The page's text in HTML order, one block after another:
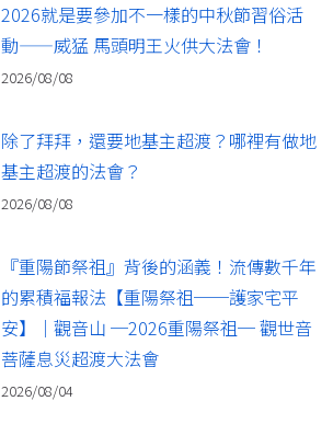
2026就是要參加不一樣的中秋節習俗活
動——威猛 馬頭明王火供大法會！
2026/08/08
除了拜拜，還要地基主超渡？哪裡有做地
基主超渡的法會？
2026/08/08
『重陽節祭祖』背後的涵義！流傳數千年
的累積福報法【重陽祭祖──護家宅平
安】｜觀音山 ─2026重陽祭祖─ 觀世音
菩薩息災超渡大法會
2026/08/04